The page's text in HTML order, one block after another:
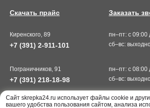
Киренского, 89
+7 (391) 2-911-101
пн–пт: с 09:00
сб–вс:
Пограничников, 91
+7 (391) 218-18-98
пн–пт: с 08:00
сб–вс:
Заказать
Скачать прайс
Cайт skrepka24.ru использует файлы cookie и
вашего удобства пользования сайтом, анализа